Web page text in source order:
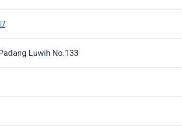
Luwih No.133